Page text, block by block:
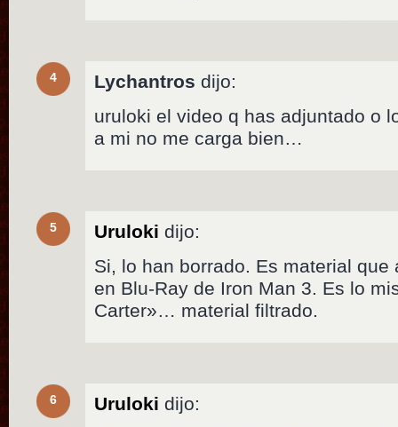
4 Lychantros dijo:
uruloki el video q has adjuntado o
a mi no me carga bien…
5 Uruloki dijo:
Si, lo han borrado. Es material
en Blu-Ray de Iron Man 3. Es lo
Carter»… material filtrado.
6 Uruloki dijo: